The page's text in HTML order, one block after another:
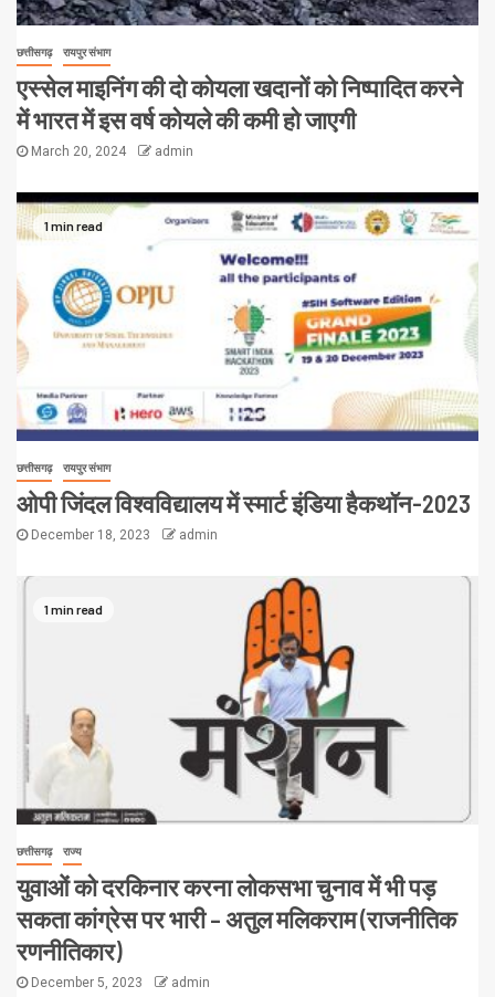
छत्तीसगढ़ रायपुर संभाग
एस्सेल माइनिंग की दो कोयला खदानों को निष्पादित करने
में भारत में इस वर्ष कोयले की कमी हो जाएगी
March 20, 2024 admin
1 min read
छत्तीसगढ़ रायपुर संभाग
ओपी जिंदल विश्वविद्यालय में स्मार्ट इंडिया हैकथॉन-2023
December 18, 2023 admin
1 min read
छत्तीसगढ़ राज्य
युवाओं को दरकिनार करना लोकसभा चुनाव में भी पड़
सकता कांग्रेस पर भारी – अतुल मलिकराम (राजनीतिक
रणनीतिकार)
December 5, 2023 admin